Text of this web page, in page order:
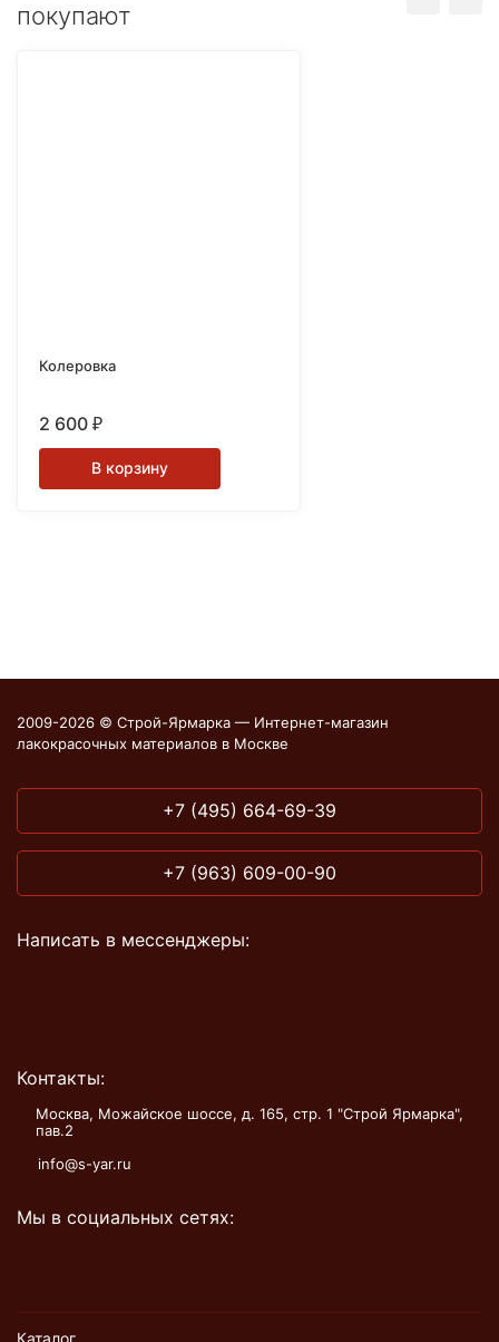
покупают
Колеровка
2 600 ₽
В корзину
2009-2026 © Строй-Ярмарка — Интернет-магазин
лакокрасочных материалов в Москве
+7 (495) 664-69-39
+7 (963) 609-00-90
Написать в мессенджеры:
Контакты:
Москва, Можайское шоссе, д. 165, стр. 1 "Строй Ярмарка",
пав.2
info@s-yar.ru
Мы в социальных сетях:
Каталог